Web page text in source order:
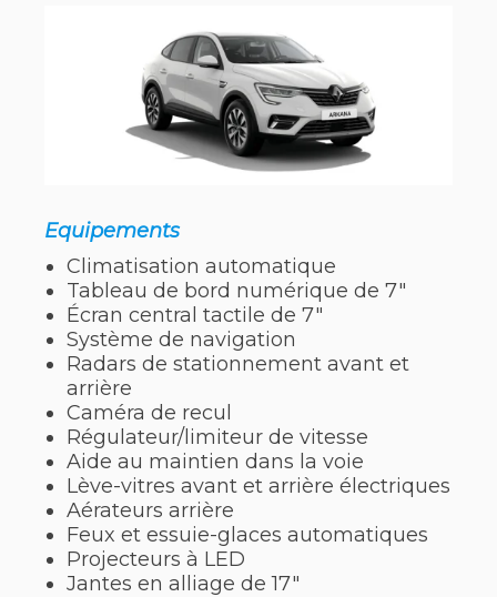
Equipements
Climatisation automatique
Tableau de bord numérique de 7″
Écran central tactile de 7″
Système de navigation
Radars de stationnement avant et
arrière
Caméra de recul
Régulateur/limiteur de vitesse
Aide au maintien dans la voie
Lève-vitres avant et arrière électriques
Aérateurs arrière
Feux et essuie-glaces automatiques
Projecteurs à LED
Jantes en alliage de 17″